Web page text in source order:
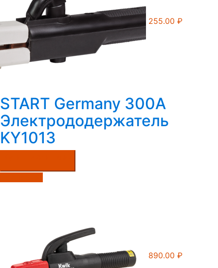
255.00 ₽
START Germany 300A
Электрододержатель
KY1013
890.00 ₽